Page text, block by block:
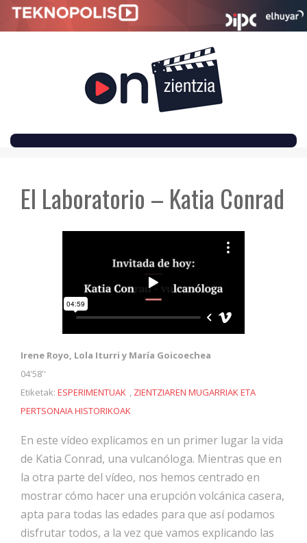
CONTENT
El Laboratorio – Katia Conrad
Irene Royo, Lola Iturri y María Goicoechea
04'58''
Etiketak: ESPERIMENTUAK , ZIENTZIAREN MUGARRIAK ETA
PERTSONAIA HISTORIKOAK
En este vídeo explicamos en un primer lugar la vida
de Katia Conrad, una vulcanóloga. Mientras que en
la otra parte del vídeo, nos hemos centrado en
mostrar cómo hacer una erupción volcánica casera,
apta para todas las edades para que así podamos
disfrutar todos, a la vez que vamos explicando las